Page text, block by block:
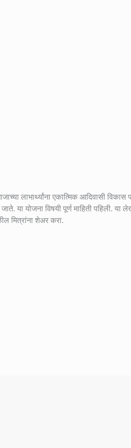
लाभार्थ्यांना एकात्मिक आदिवासी विकास
या योजना विषयी पूर्ण माहिती पहिली. या
मित्रांना शेअर करा.